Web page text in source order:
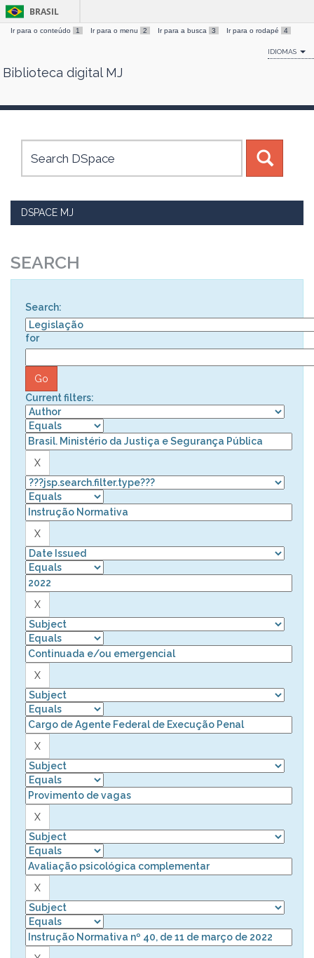
Skip
BRASIL
Ir para o conteúdo 1 Ir para o menu 2 Ir para a busca 3 Ir para o rodapé 4
IDIOMAS
Biblioteca digital MJ
DSPACE MJ
SEARCH
Search:
for
Current filters: